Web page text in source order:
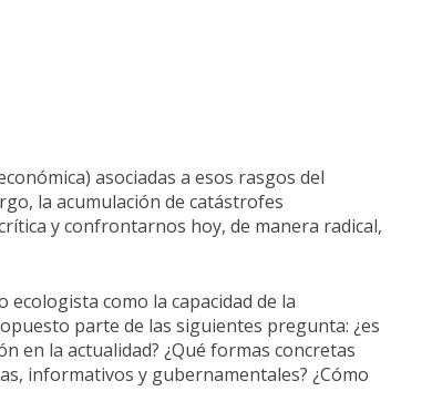
asociadas a esos rasgos del
la acumulación de catástrofes
y confrontarnos hoy, de manera radical,
como la capacidad de la
parte de las siguientes pregunta: ¿es
en la actualidad? ¿Qué formas concretas
informativos y gubernamentales? ¿Cómo